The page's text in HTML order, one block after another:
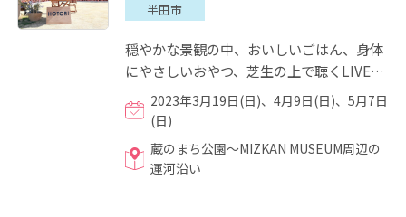
半田市
穏やかな景観の中、おいしいごはん、身体
にやさしいおやつ、芝生の上で聴くLIVE、
ワークショップやお買い物など、半田運河
のほとりで、水辺を散策...
2023年3月19日(日)、4月9日(日)、5月7日
(日)
蔵のまち公園～MIZKAN MUSEUM周辺の
運河沿い